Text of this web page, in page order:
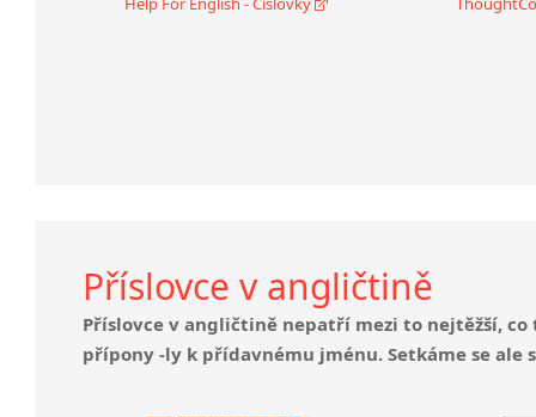
Příslovce v angličtině
Příslovce v angličtině nepatří mezi to nejtěžší,
přípony -ly k přídavnému jménu. Setkáme se